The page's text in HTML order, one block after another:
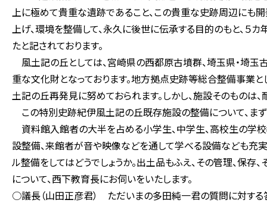
上に極めて貴重な遺跡であること、この貴重な史跡周辺にも
上げ、環境を整備して、永久に後世に伝承する目的のもと、
たと記されております。
風土記の丘としては、宮崎県の西都原古墳群、埼玉県・埼玉
重な文化財となっております。地方拠点史跡等総合整備事業
土記の丘再発見に努めておられます。しかし、施設そのものは
この特別史跡紀伊風土記の丘既存施設の整備について、ま
資料館入館者の大半を占める小学生、中学生、高校生の学
設整備、来館者が音や映像などを通して学べる設備なども充
ル整備をしてはどうでしょうか。出土品もふえ、その管理、保
について、西下教育長にお伺いをいたします。
○議長（山田正彦君） ただいまの多田純一君の質問に対する